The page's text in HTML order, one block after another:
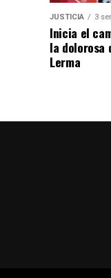
JUSTICIA 3
Inicia el
la dolorosa
Lerma